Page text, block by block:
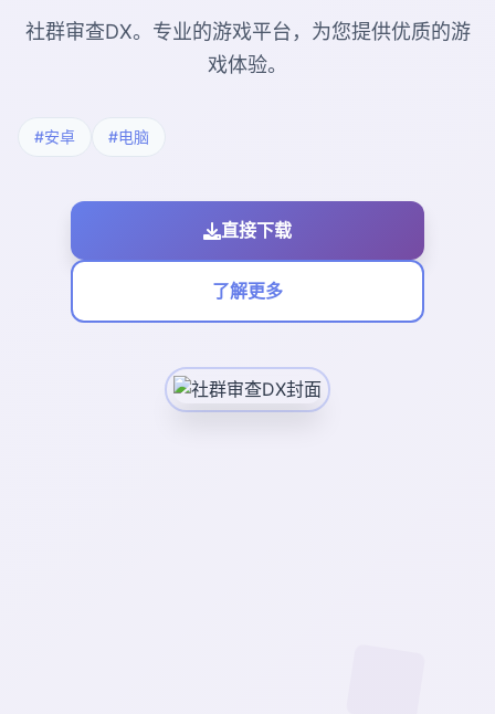
社群审查DX。专业的游戏平台，为您提供优质的游
戏体验。
#安卓 #电脑
直接下载
了解更多